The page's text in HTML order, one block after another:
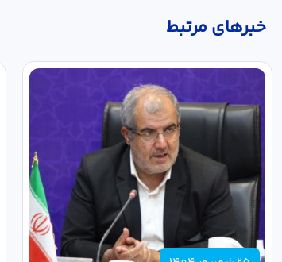
خبر‌های مرتبط